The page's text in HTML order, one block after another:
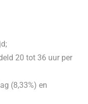
20 tot 36 uur per
(8,33%) en